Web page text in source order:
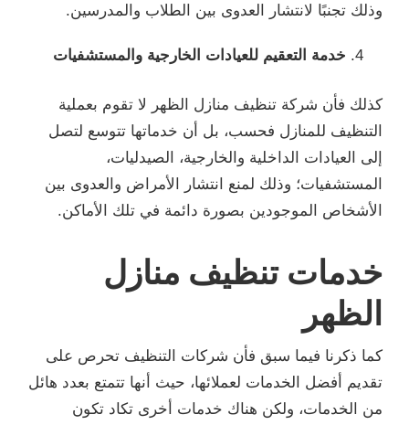
وذلك تجنبًا لانتشار العدوى بين الطلاب والمدرسين.
خدمة التعقيم للعيادات الخارجية والمستشفيات
كذلك فأن شركة تنظيف منازل الظهر لا تقوم بعملية
التنظيف للمنازل فحسب، بل أن خدماتها تتوسع لتصل
إلى العيادات الداخلية والخارجية، الصيدليات،
المستشفيات؛ وذلك لمنع انتشار الأمراض والعدوى بين
الأشخاص الموجودين بصورة دائمة في تلك الأماكن.
خدمات تنظيف منازل
الظهر
كما ذكرنا فيما سبق فأن شركات التنظيف تحرص على
تقديم أفضل الخدمات لعملائها، حيث أنها تتمتع بعدد هائل
من الخدمات، ولكن هناك خدمات أخرى تكاد تكون